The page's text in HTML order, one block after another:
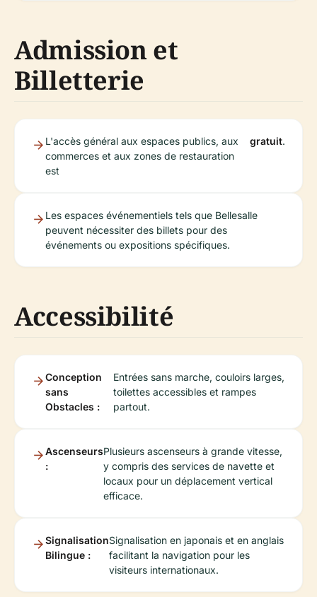
Admission et
Billetterie
L'accès général aux espaces publics, aux
commerces et aux zones de restauration
est
gratuit.
Les espaces événementiels tels que Bellesalle
peuvent nécessiter des billets pour des
événements ou expositions spécifiques.
Accessibilité
Conception
sans
Obstacles :
Entrées sans marche, couloirs larges,
toilettes accessibles et rampes
partout.
Ascenseurs
:
Plusieurs ascenseurs à grande vitesse,
y compris des services de navette et
locaux pour un déplacement vertical
efficace.
Signalisation
Bilingue :
Signalisation en japonais et en anglais
facilitant la navigation pour les
visiteurs internationaux.